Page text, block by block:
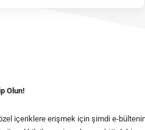
Olun!
içeriklere erişmek için şimdi e-